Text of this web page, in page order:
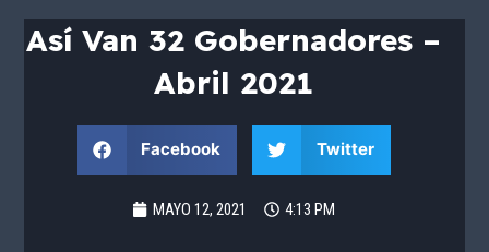
Así Van 32 Gobernadores –
Abril 2021
Facebook Twitter
MAYO 12, 2021 4:13 PM